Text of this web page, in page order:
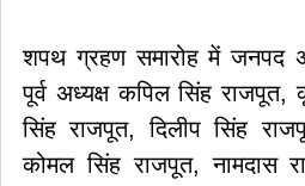
शपथ ग्रहण समारोह में जनपद
पूर्व अध्यक्ष कपिल सिंह राजपूत,
सिंह राजपूत, दिलीप सिंह
कोमल सिंह राजपूत, नामदास